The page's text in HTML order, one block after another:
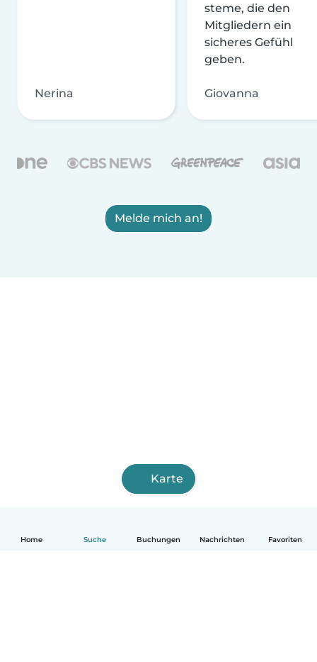
Home Suche Buchungen Nachrichten Favoriten
Nerina
steme, die den
Mitgliedern ein
sicheres Gefühl
geben.
Giovanna
Melde mich an!
Karte